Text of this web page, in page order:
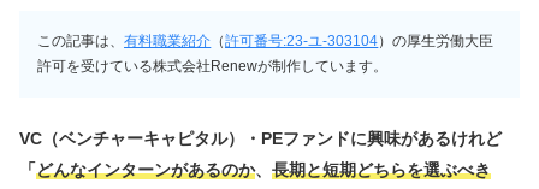
この記事は、有料職業紹介 （許可番号:23-ユ-303104）の厚生労働大臣
許可を受けている株式会社Renewが制作しています。
VC（ベンチャーキャピタル）・PEファンドに興味があるけれど
「どんなインターンがあるのか、 長期と短期どちらを選ぶべき